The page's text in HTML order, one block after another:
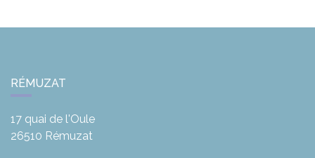
RÉMUZAT
17 quai de l'Oule
26510 Rémuzat